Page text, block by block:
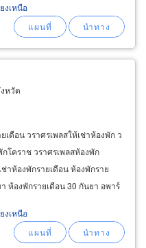
งเหนือ
หวัด
เดือน วราศรเพลสให้เช่าห้องพัก ว
โคราช วราศรเพลสห้องพัก
าห้องพักรายเดือน ห้องพักราย
ห้องพักรายเดือน 30 กันยา อพาร์
งเหนือ